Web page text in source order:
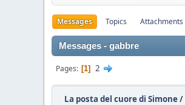
Messages Topics Attachments
Messages - gabbre
Pages 1 2
La posta del cuore di Simone/